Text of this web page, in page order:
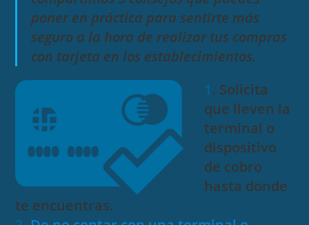
poner en práctica para sentirte más
seguro a la hora de realizar tus compras
con tarjeta en los establecimientos.
1. Solicita
que lleven la
terminal o
dispositivo
de cobro
hasta donde
te encuentras.